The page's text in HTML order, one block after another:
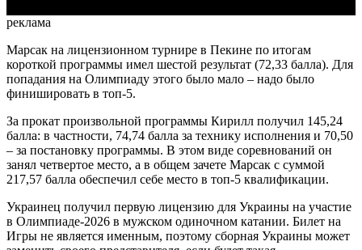
реклама
Марсак на лицензионном турнире в Пекине по итогам
короткой программы имел шестой результат (72,33 балла). Для
попадания на Олимпиаду этого было мало – надо было
финишировать в топ-5.
За прокат произвольной программы Кирилл получил 145,24
балла: в частности, 74,74 балла за технику исполнения и 70,50
– за постановку программы. В этом виде соревнований он
занял четвертое место, а в общем зачете Марсак с суммой
217,57 балла обеспечил себе место в топ-5 квалификации.
Украинец получил первую лицензию для Украины на участие
в Олимпиаде-2026 в мужском одиночном катании. Билет на
Игры не является именным, поэтому сборная Украины может